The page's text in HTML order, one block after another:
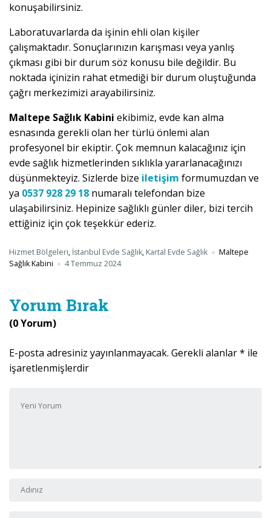
konuşabilirsiniz.
Laboratuvarlarda da işinin ehli olan kişiler
çalışmaktadır. Sonuçlarınızın karışması veya yanlış
çıkması gibi bir durum söz konusu bile değildir. Bu
noktada içinizin rahat etmediği bir durum oluştuğunda
çağrı merkezimizi arayabilirsiniz.
Maltepe Sağlık Kabini ekibimiz, evde kan alma
esnasında gerekli olan her türlü önlemi alan
profesyonel bir ekiptir. Çok memnun kalacağınız için
evde sağlık hizmetlerinden sıklıkla yararlanacağınızı
düşünmekteyiz. Sizlerde bize iletişim formumuzdan ve
ya 0537 928 29 18 numaralı telefondan bize
ulaşabilirsiniz. Hepinize sağlıklı günler diler, bizi tercih
ettiğiniz için çok teşekkür ederiz.
Hizmet Bölgeleri, İstanbul Evde Sağlık, Kartal Evde Sağlık
Maltepe
Sağlık Kabini
4 Temmuz 2024
Yorum Bırak
(0 Yorum)
E-posta adresiniz yayınlanmayacak. Gerekli alanlar* ile
işaretlenmişlerdir
Adı ve Soyadı